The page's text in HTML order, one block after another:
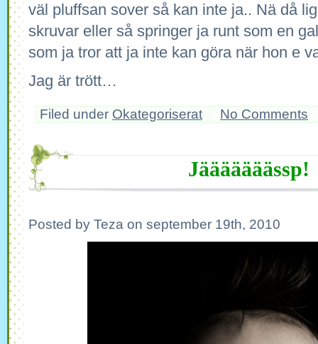
väl pluffsan sover så kan inte ja.. Nä då
skruvar eller så springer ja runt som en
som ja tror att ja inte kan göra när hon e
Jag är trött…
Filed under Okategoriserat No Comments
Jääääääässp!
Posted by Teza on september 19th, 2010